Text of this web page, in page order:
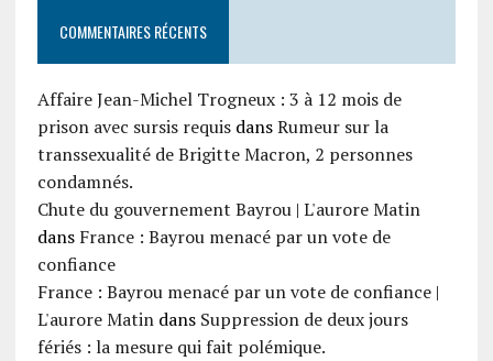
COMMENTAIRES RÉCENTS
Affaire Jean-Michel Trogneux : 3 à 12 mois de
prison avec sursis requisdansRumeur sur la
transsexualité de Brigitte Macron, 2 personnes
condamnés.
Chute du gouvernement Bayrou | L'aurore Matin
dans France : Bayrou menacé par un vote de
confiance
France : Bayrou menacé par un vote de confiance |
L'aurore Matindans Suppression de deux jours
fériés : la mesure qui fait polémique.